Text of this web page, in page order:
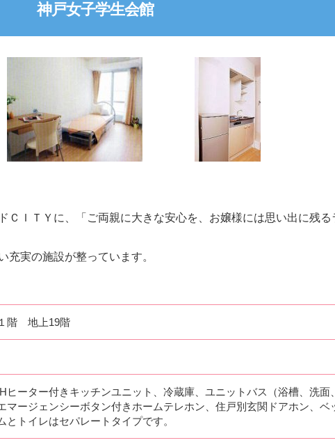
神戸女子学生会館
ＣＩＴＹに、「ご両親に大きな安心を、お嬢様には思い出に残
実の施設が整っています。
階 地上19階
ヒーター付きキッチンユニット、冷蔵庫、ユニットバス（浴槽、洗面
マージェンシーボタン付きホームテレホン、住戸別玄関ドアホン、ベ
イレはセパレートタイプです。